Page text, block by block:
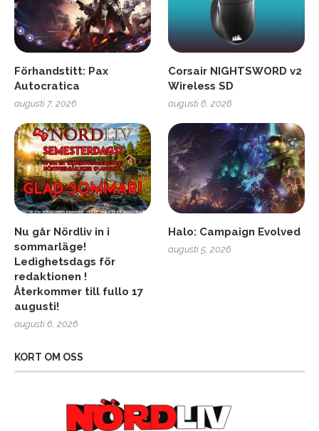
Förhandstitt: Pax
Autocratica
augusti 7, 2026
Corsair NIGHTSWORD v2
Wireless SD
augusti 6, 2026
Nu går Nördliv in i
sommarläge!
Ledighetsdags för
redaktionen !
Återkommer till fullo 17
augusti!
augusti 6, 2026
Halo: Campaign Evolved
augusti 5, 2026
KORT OM OSS